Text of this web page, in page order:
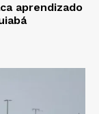
aprendizado